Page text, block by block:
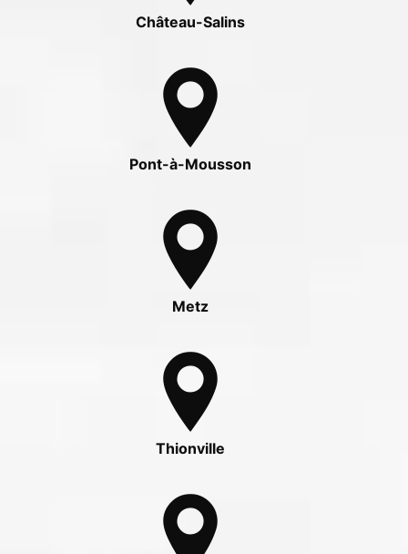
Château-Salins
Pont-à-Mousson
Metz
Thionville